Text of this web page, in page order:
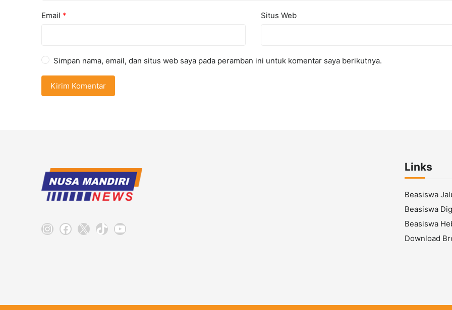
Email * Situs Web
Simpan nama, email, dan situs web saya pada peramban ini untuk komentar saya berikutnya.
Instagram
Facebook
X TikTokYouTube
Links
Beasiswa
Beasiswa
Beasiswa
Download